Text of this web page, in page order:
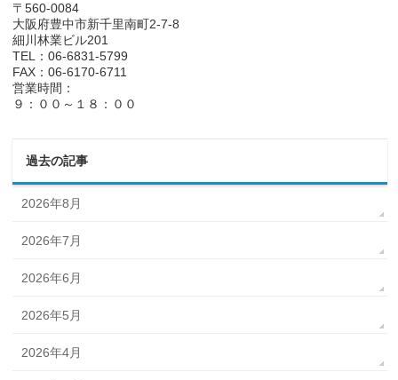
〒560-0084
大阪府豊中市新千里南町2-7-8
細川林業ビル201
TEL：06-6831-5799
FAX：06-6170-6711
営業時間：
９：００～１８：００
過去の記事
2026年8月
2026年7月
2026年6月
2026年5月
2026年4月